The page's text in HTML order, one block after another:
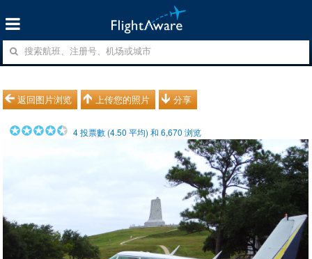
返回图片浏览 上传您的照片 分享
4投票數 (4.50 平均) 和6,670 浏览